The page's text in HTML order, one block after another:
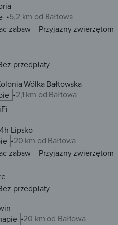
5,2 km od Bałtowa
zabaw Przyjazny zwierzętom
przedpłaty
Domki Leśny Horyzont Kolonia Wólka Bałtowska
2,1 km od Bałtowa
Lipsko
20 km od Bałtowa
zabaw Przyjazny zwierzętom
przedpłaty
20 km od Bałtowa